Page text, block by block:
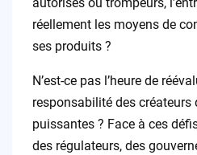
autorisés ou trompeurs,
réellement les moyens de
ses produits ?
N’est-ce pas l’heure de
responsabilité des créateurs
puissantes ? Face à ces
des régulateurs, des